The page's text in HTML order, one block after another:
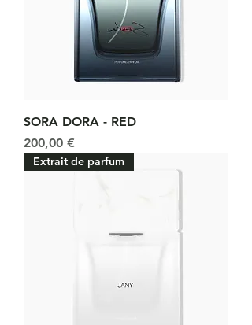
SORA DORA - RED
Prix
200,00 €
Extrait de parfum